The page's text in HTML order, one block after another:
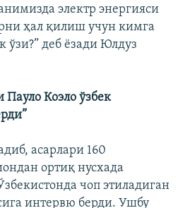
электр энергияси
ҳал қилиш учун кимга
деб ёзади Юлдуз
Пауло Коэло ўзбек
асарлари 160
ортиқ нусхада
чоп этиладиган
интервю берди. Ушбу